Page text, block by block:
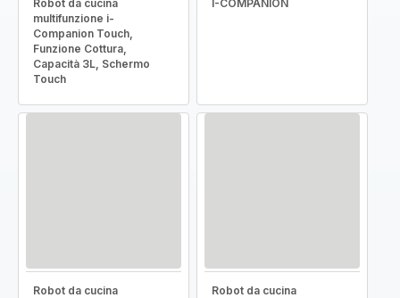
Robot da cucina
multifunzione i-
Companion Touch,
Funzione Cottura,
Capacità 3L, Schermo
Touch
I-COMPANION
Robot da cucina
Robot da cucina